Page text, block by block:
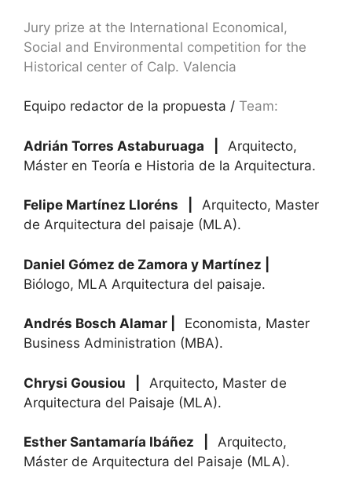
Jury prize at the International Economical,
Social and Environmental competition for the
Historical center of Calp. Valencia
Equipo redactor de la propuesta / Team:
Adrián Torres Astaburuaga
Arquitecto,
Máster en Teoría e Historia de la Arquitectura.
Felipe Martínez Lloréns
Arquitecto, Master
de Arquitectura del paisaje (MLA).
Daniel Gómez de Zamora y Martínez
Biólogo, MLA Arquitectura del paisaje.
Andrés Bosch Alamar
Economista, Master
Business Administration (MBA).
Chrysi Gousiou
Arquitecto, Master de
Arquitectura del Paisaje (MLA).
Esther Santamaría Ibáñez
Arquitecto,
Máster de Arquitectura del Paisaje (MLA).